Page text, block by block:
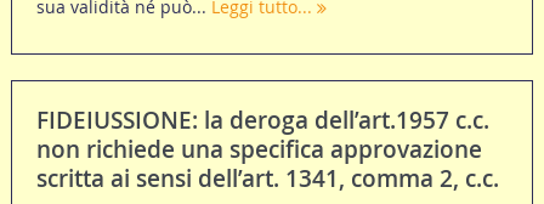
sua validità né può... Leggi tutto...
FIDEIUSSIONE: la deroga dell’art.1957 c.c.
non richiede una specifica approvazione
scritta ai sensi dell’art. 1341, comma 2, c.c.